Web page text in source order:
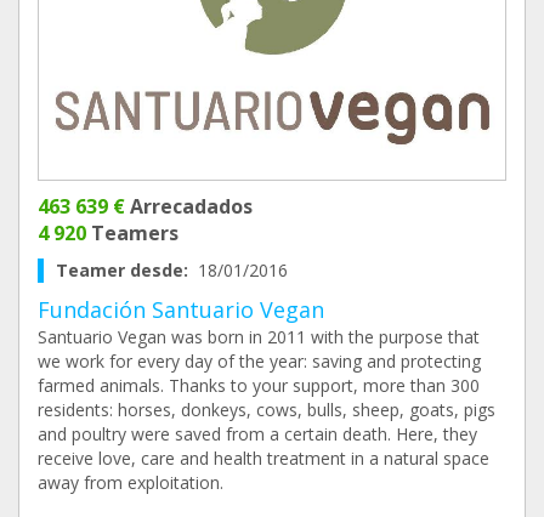
463 639 €Arrecadados
4 920 Teamers
Teamer desde: 18/01/2016
Fundación Santuario Vegan
Santuario Vegan was born in 2011 with the purpose that
we work for every day of the year: saving and protecting
farmed animals. Thanks to your support, more than 300
residents: horses, donkeys, cows, bulls, sheep, goats, pigs
and poultry were saved from a certain death. Here, they
receive love, care and health treatment in a natural space
away from exploitation.